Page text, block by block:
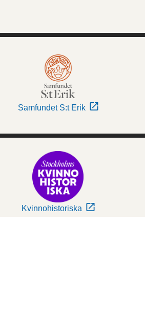
Samfundet S:t Erik
Kvinnohistoriska